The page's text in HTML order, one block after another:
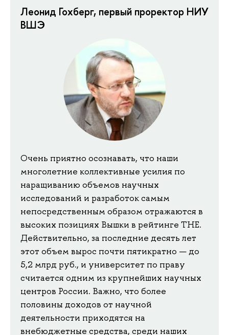
Леонид Гохберг, первый проректор НИУ
ВШЭ
Очень приятно осознавать, что наши
многолетние коллективные усилия по
наращиванию объемов научных
исследований и разработок самым
непосредственным образом отражаются в
высоких позициях Вышки в рейтинге THE.
Действительно, за последние десять лет
этот объем вырос почти пятикратно — до
5,2 млрд руб., и университет по праву
считается одним из крупнейших научных
центров России. Важно, что более
половины доходов от научной
деятельности приходятся на
внебюджетные средства, среди наших